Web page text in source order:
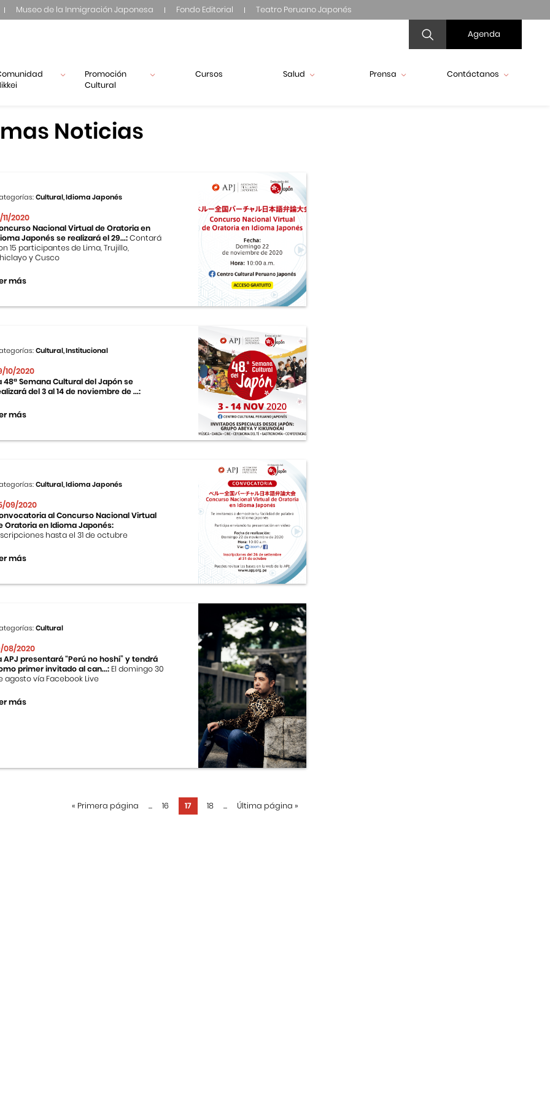
Museo de la Inmigración Japonesa Fondo Editorial Teatro Peruano Japonés
Agenda
Promoción
Cultural
Cursos Salud Prensa Contáctanos
Noticias
Cultural, Idioma Japonés
11/2020
Nacional Virtual de Oratoria en
Japonés se realizará el 29...:Contará
15 participantes de Lima, Trujillo,
y Cusco
más
Cultural, Institucional
10/2020
48ª Semana Cultural del Japón se
del 3 al 14 de noviembre de ...:
más
Cultural, Idioma Japonés
09/2020
al Concurso Nacional Virtual
Oratoria en Idioma Japonés:
hasta el 31 de octubre
más
Cultural
08/2020
APJ presentará “Perú no hoshi” y tendrá
primer invitado al can...: El domingo 30
agosto vía Facebook Live
más
« Primera página ... 16 17 18 ... Última página »